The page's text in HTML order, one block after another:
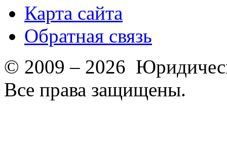
Карта сайта
Обратная связь
© 2009 – 2026
Все права защищены.